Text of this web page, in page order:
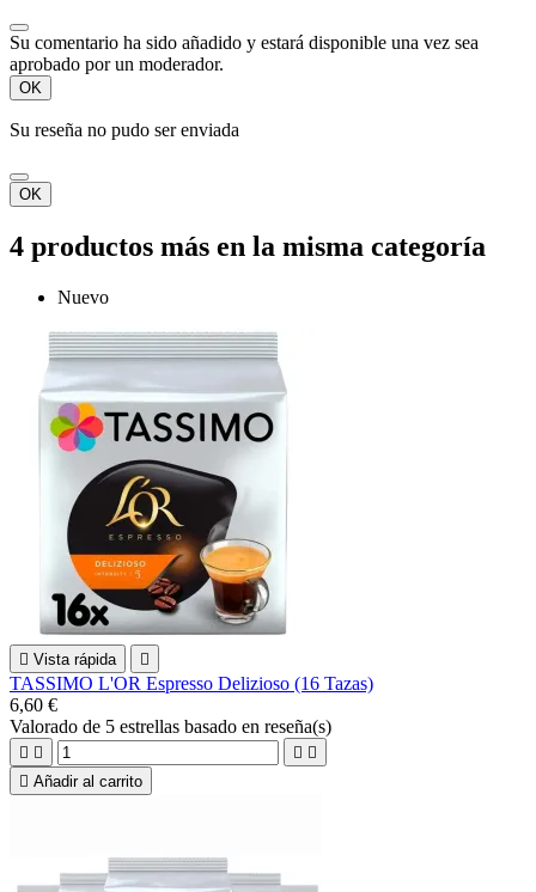
Su comentario ha sido añadido y estará disponible una vez sea
aprobado por un moderador.
OK
Su reseña no pudo ser enviada
OK
4 productos más en la misma categoría
Nuevo
 Vista rápida 
TASSIMO L'OR Espresso Delizioso (16 Tazas)
6,60 €
Valorado de 5 estrellas basado en reseña(s)
   
 Añadir al carrito